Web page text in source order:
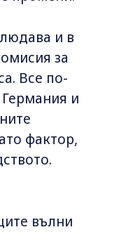
и в
за
Все по-
и
фактор,
вълни